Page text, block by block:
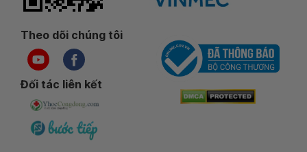
Theo dõi chúng tôi
Đối tác liên kết